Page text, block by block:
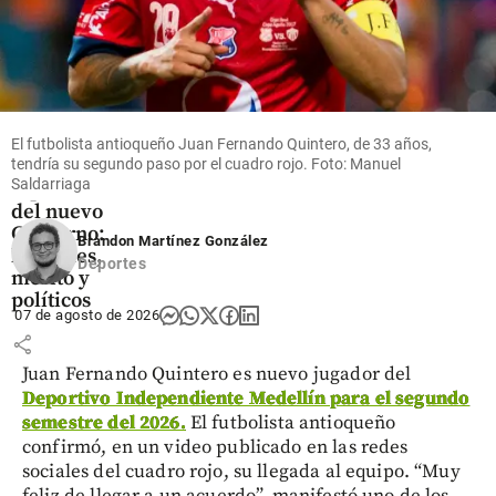
Colombia
Así va el
cuerpo
diplomático
del nuevo
Gobierno:
lealtades,
mérito y
políticos
share
El futbolista antioqueño Juan Fernando Quintero, de 33 años,
tendría su segundo paso por el cuadro rojo. Foto: Manuel
Saldarriaga
Brandon Martínez González
Deportes
07 de agosto de 2026
Juan Fernando Quintero es nuevo jugador del
Deportivo Independiente Medellín para el segundo
semestre del 2026. El futbolista antioqueño
confirmó, en un video publicado en las redes
sociales del cuadro rojo, su llegada al equipo. “Muy